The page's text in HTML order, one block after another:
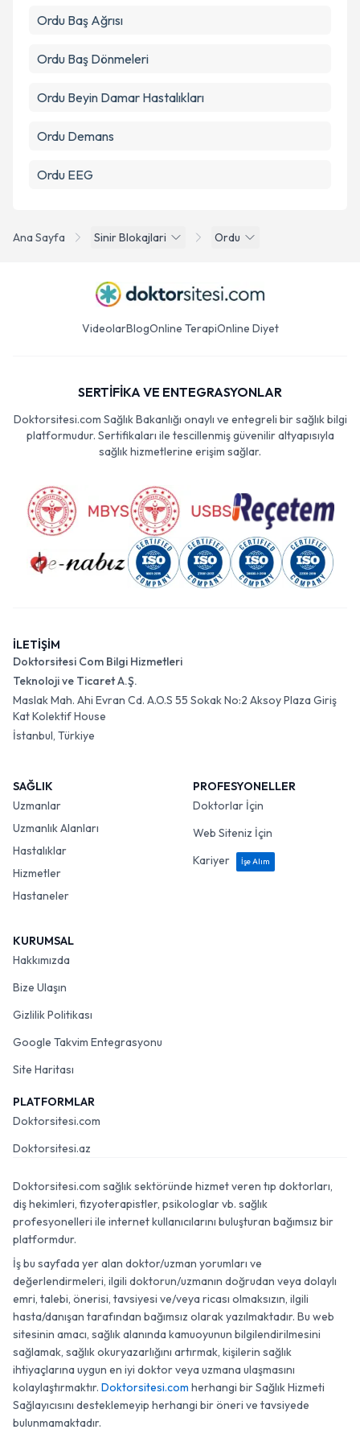
Ana Sayfa Sinir Blokajlari Ordu
Ordu Baş Ağrısı
Ordu Baş Dönmeleri
Ordu Beyin Damar Hastalıkları
Ordu Demans
Ordu EEG
VideolarBlogOnline TerapiOnline Diyet
SERTİFİKA VE ENTEGRASYONLAR
Doktorsitesi.com Sağlık Bakanlığı onaylı ve entegreli bir sağlık bilgi
platformudur. Sertifikaları ile tescillenmiş güvenilir altyapısıyla
sağlık hizmetlerine erişim sağlar.
İLETİŞİM
Doktorsitesi Com Bilgi Hizmetleri
Teknoloji ve Ticaret A.Ş.
Maslak Mah. Ahi Evran Cd. A.O.S 55 Sokak No:2 Aksoy Plaza Giriş
Kat Kolektif House
İstanbul, Türkiye
SAĞLIK
Uzmanlar
Uzmanlık Alanları
Hastalıklar
Hizmetler
Hastaneler
PROFESYONELLER
Doktorlar İçin
Web Siteniz İçin
Kariyer
İşe Alım
KURUMSAL
Hakkımızda
Bize Ulaşın
Gizlilik Politikası
Google Takvim Entegrasyonu
Site Haritası
PLATFORMLAR
Doktorsitesi.com
Doktorsitesi.az
Doktorsitesi.com sağlık sektöründe hizmet veren tıp doktorları,
diş hekimleri, fizyoterapistler, psikologlar vb. sağlık
profesyonelleri ile internet kullanıcılarını buluşturan bağımsız bir
platformdur.
İş bu sayfada yer alan doktor/uzman yorumları ve
değerlendirmeleri, ilgili doktorun/uzmanın doğrudan veya dolaylı
emri, talebi, önerisi, tavsiyesi ve/veya ricası olmaksızın, ilgili
hasta/danışan tarafından bağımsız olarak yazılmaktadır. Bu web
sitesinin amacı, sağlık alanında kamuoyunun bilgilendirilmesini
sağlamak, sağlık okuryazarlığını artırmak, kişilerin sağlık
ihtiyaçlarına uygun en iyi doktor veya uzmana ulaşmasını
kolaylaştırmaktır. Doktorsitesi.com herhangi bir Sağlık Hizmeti
Sağlayıcısını desteklemeyip herhangi bir öneri ve tavsiyede
bulunmamaktadır.